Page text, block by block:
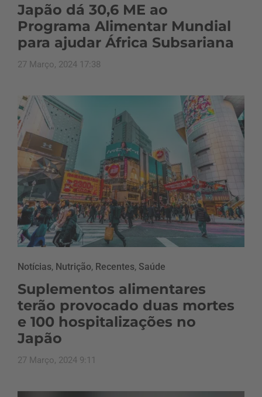
Japão dá 30,6 ME ao
Programa Alimentar Mundial
para ajudar África Subsariana
27 Março, 2024 17:38
Notícias, Nutrição, Recentes, Saúde
Suplementos alimentares
terão provocado duas mortes
e 100 hospitalizações no
Japão
27 Março, 2024 9:11